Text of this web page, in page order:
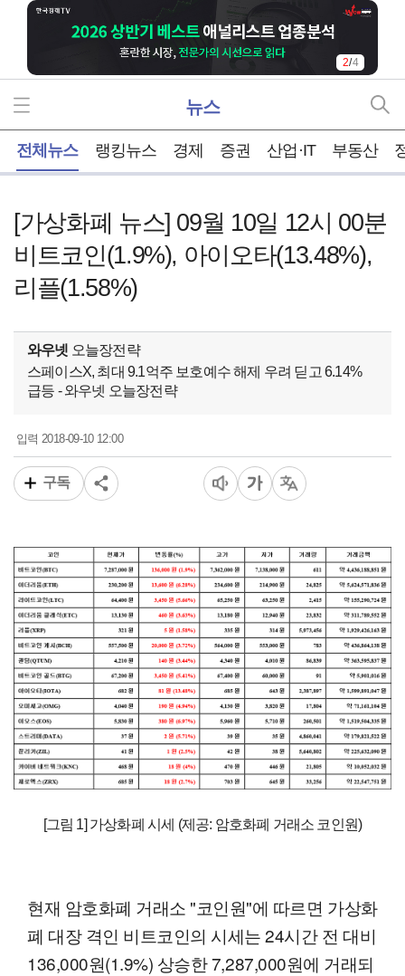
3/4
뉴스
전체뉴스 랭킹뉴스 경제 증권 산업·IT 부동산
[가상화폐 뉴스] 09월 10일 12시 00분
비트코인(1.9%), 아이오타(13.48%),
리플(1.58%)
와우넷 오늘장전략
스페이스X, 최대 9.1억주 보호예수 해제 우려 딛고 6.14%
급등 - 와우넷 오늘장전략
입력 2018-09-10 12:00
구독
[그림 1] 가상화폐 시세 (제공: 암호화폐 거래소 코인원)
현재 암호화폐 거래소 "코인원"에 따르면 가상화
폐 대장 격인 비트코인의 시세는 24시간 전 대비
136,000원(1.9%) 상승한 7,287,000원에 거래되